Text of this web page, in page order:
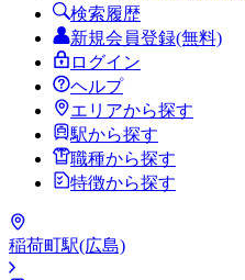
検索履歴
新規会員登録(無料)
ログイン
ヘルプ
エリアから探す
駅から探す
職種から探す
特徴から探す
稲荷町駅(広島)